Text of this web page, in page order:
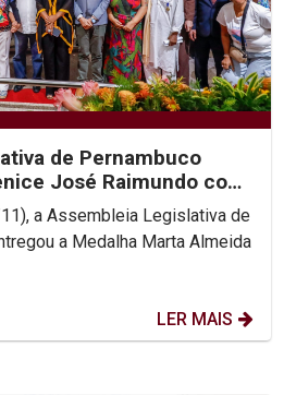
de Pernambuco
José Raimundo com
a Assembleia Legislativa de
a Medalha Marta Almeida
LER MAIS